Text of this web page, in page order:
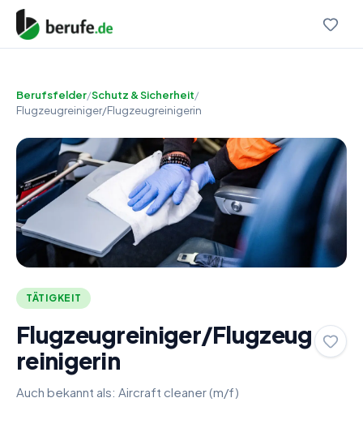
Berufsfelder/Schutz & Sicherheit/
Flugzeugreiniger/Flugzeugreinigerin
TÄTIGKEIT
Flugzeugreiniger/Flugzeug
reinigerin
Auch bekannt als: Aircraft cleaner (m/f)